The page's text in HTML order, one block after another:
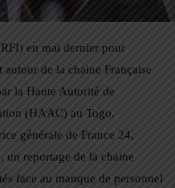
en mai dernier pour
de la chaine Française
la Haute Autorité de
(HAAC) au Togo.
générale de France 24,
un reportage de la chaine
face au manque de personnel